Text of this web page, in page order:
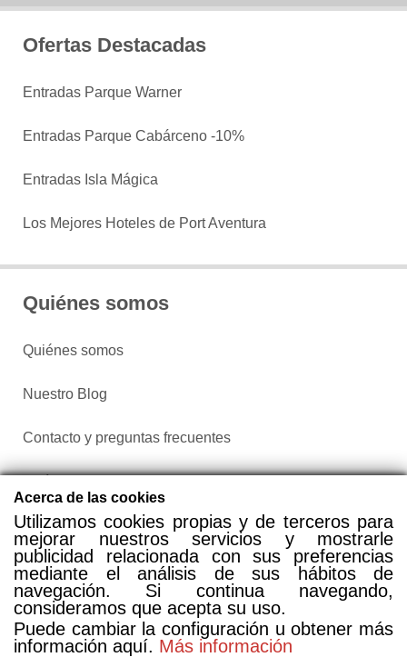
Ofertas Destacadas
Entradas Parque Warner
Entradas Parque Cabárceno -10%
Entradas Isla Mágica
Los Mejores Hoteles de Port Aventura
Quiénes somos
Quiénes somos
Nuestro Blog
Contacto y preguntas frecuentes
Configurar cookies
Compra entradas a través de Taquilla.com comparando más
Acerca de las cookies
Utilizamos cookies propias y de terceros para
mejorar nuestros servicios y mostrarle
publicidad relacionada con sus preferencias
mediante el análisis de sus hábitos de
navegación. Si continua navegando,
consideramos que acepta su uso.
Puede cambiar la configuración u obtener más
información aquí. Más información